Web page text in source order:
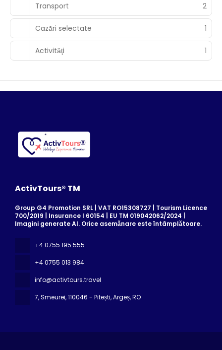
Transport 2
Cazări selectate 1
Activităţi 1
ActivTours® TM
Group G4 Promotion SRL | VAT RO15308727 | Tourism Licence
700/2019 | Insurance I 60154 | EU TM 019042062/2024 |
Imagini generate AI. Orice asemănare este întâmplătoare.
+4 0755 195 555
+4 0755 013 984
info@activtours.travel
7, Smeurei, 110046 - Pitești, Argeș, RO